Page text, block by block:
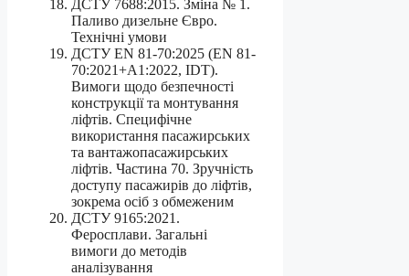
ДСТУ 7688:2015. Зміна № 1.
Паливо дизельне Євро.
Технічні умови
ДСТУ EN 81-70:2025 (EN 81-
70:2021+А1:2022, IDT).
Вимоги щодо безпечності
конструкції та монтування
ліфтів. Специфічне
використання пасажирських
та вантажопасажирських
ліфтів. Частина 70. Зручність
доступу пасажирів до ліфтів,
зокрема осіб з обмеженим
ДСТУ 9165:2021.
Феросплави. Загальні
вимоги до методів
аналізування